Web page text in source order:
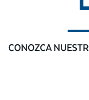
CONOZCA